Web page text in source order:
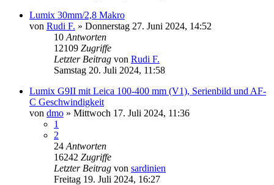
Lumix 30mm/2,8 Makro
von Rudi F. » Donnerstag 27. Juni 2024, 14:52
10 Antworten
12109 Zugriffe
Letzter Beitrag von Rudi F.
Samstag 20. Juli 2024, 11:58
Lumix G9II mit Leica 100-400 mm (V1), Serienbild und AF-
C Geschwindigkeit
von dmo » Mittwoch 17. Juli 2024, 11:36
1
2
24 Antworten
16242 Zugriffe
Letzter Beitrag von sardinien
Freitag 19. Juli 2024, 16:27